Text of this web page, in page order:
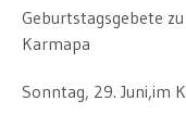
Geburtstagsgebete
Karmapa
Sonntag, 29. Juni,im